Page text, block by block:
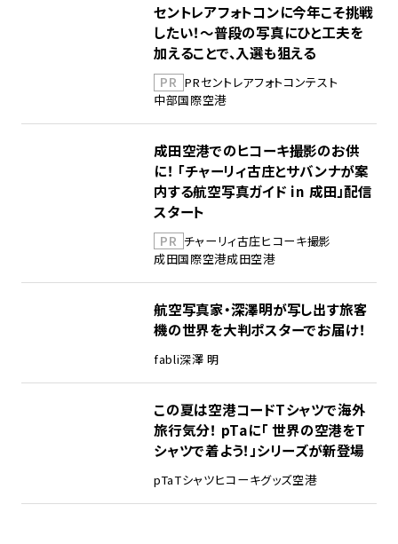
セントレアフォトコンに今年こそ挑戦
したい！～普段の写真にひと工夫を
加えることで、入選も狙える
PR PRセントレアフォトコンテスト
中部国際空港
成田空港でのヒコーキ撮影のお供
に！ 「チャーリィ古庄とサバンナが案
内する航空写真ガイド in 成田」配信
スタート
PR チャーリィ古庄ヒコーキ撮影
成田国際空港成田空港
航空写真家・深澤明が写し出す旅客
機の世界を大判ポスターでお届け！
fabli深澤 明
この夏は空港コードTシャツで海外
旅行気分！ pTaに「 世界の空港をT
シャツで着よう！」シリーズが新登場
pTaTシャツヒコーキグッズ空港